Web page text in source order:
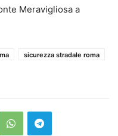
Meravigliosa a
sicurezza stradale roma